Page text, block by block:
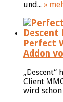
und... »
Perfect
Addon
„Descent“
Client
wird schon